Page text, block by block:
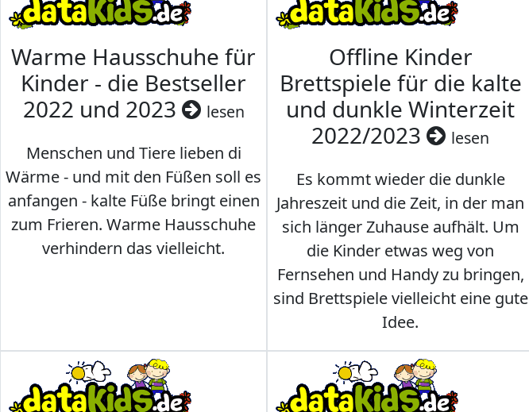
Warme Hausschuhe für
Kinder - die Bestseller
2022 und 2023
lesen
Menschen und Tiere lieben di
Wärme - und mit den Füßen soll es
anfangen - kalte Füße bringt einen
zum Frieren. Warme Hausschuhe
verhindern das vielleicht.
Offline Kinder
Brettspiele für die kalte
und dunkle Winterzeit
2022/2023
lesen
Es kommt wieder die dunkle
Jahreszeit und die Zeit, in der man
sich länger Zuhause aufhält. Um
die Kinder etwas weg von
Fernsehen und Handy zu bringen,
sind Brettspiele vielleicht eine gute
Idee.